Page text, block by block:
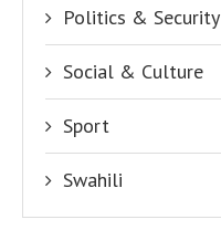
Politics & Security
Social & Culture
Sport
Swahili